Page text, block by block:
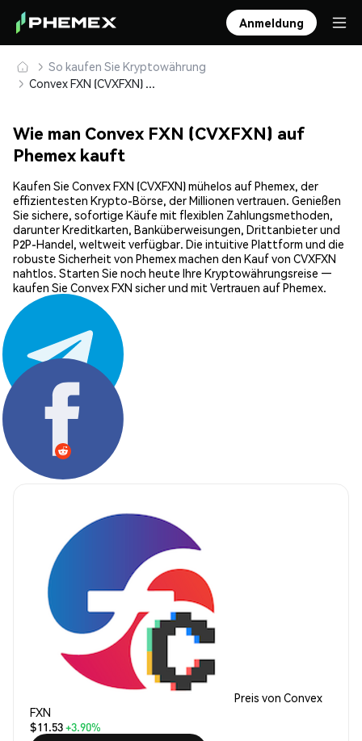
Anmeldung
So kaufen Sie Kryptowährung
Convex FXN (CVXFXN) sicher kaufen und speichern
Wie man Convex FXN (CVXFXN) auf
Phemex kauft
Kaufen Sie Convex FXN (CVXFXN) mühelos auf Phemex, der
effizientesten Krypto-Börse, der Millionen vertrauen. Genießen
Sie sichere, sofortige Käufe mit flexiblen Zahlungsmethoden,
darunter Kreditkarten, Banküberweisungen, Drittanbieter und
P2P-Handel, weltweit verfügbar. Die intuitive Plattform und die
robuste Sicherheit von Phemex machen den Kauf von CVXFXN
nahtlos. Starten Sie noch heute Ihre Kryptowährungsreise —
kaufen Sie Convex FXN sicher und mit Vertrauen auf Phemex.
Teilen:
Preis von Convex
FXN
$11.53+3.90%